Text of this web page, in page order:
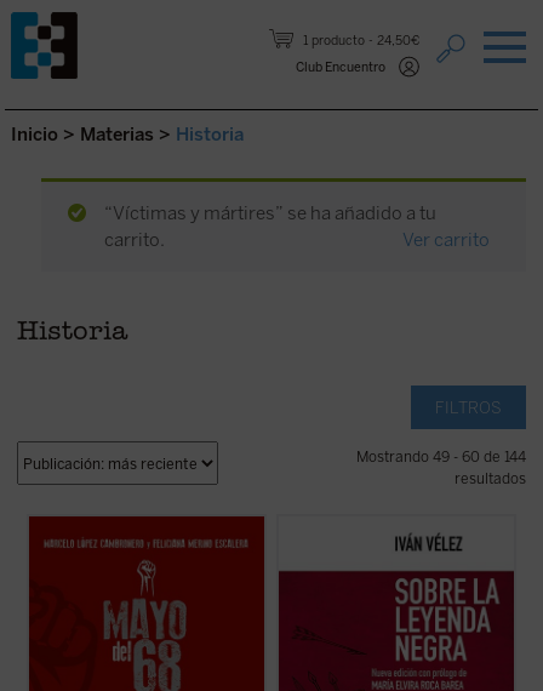
1 producto
24,50€
Club Encuentro
Saltar al contenido.
Inicio > Materias > Historia
“Víctimas y mártires” se ha añadido a tu
carrito.
Ver carrito
Historia
FILTROS
Mostrando 49 - 60 de 144
resultados
conversaciones con relevantes
personalidades españolas y europeas
(protagonistas todas ellas de aquellos
acontecimientos), diferentes aspectos
fundamentales de aquel frenético mes de
mayo, tales como la experiencia ...
Sobre la Leyenda Negratrata de analizar,
cuestión a cuestión, cada uno de los hitos y
historiográfico erigido a partir de dicho
rótulo, sino ante todo un prisma a través
(ver ficha)